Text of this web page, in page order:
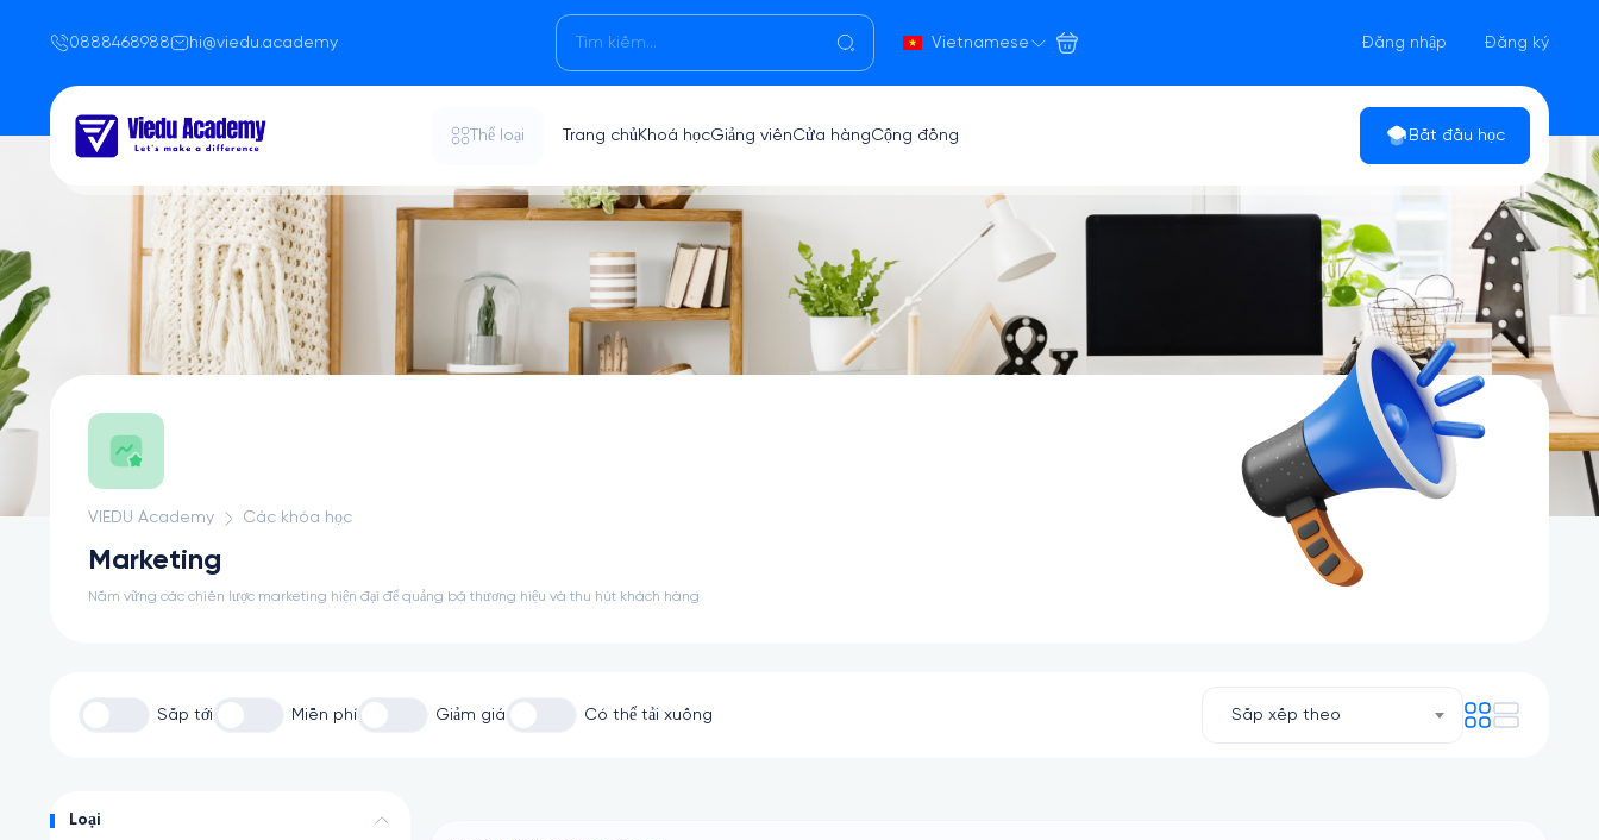
0888468988 hi@viedu.academy Vietnamese Đăng nhập Đăng ký
Thể loại Trang chủ Khoá họcGiảng viênCửa hàngCộng đồng Bắt đầu học
VIEDU Academy Các khóa học
Marketing
Nắm vững các chiến lược marketing hiện đại để quảng bá thương hiệu và thu hút khách hàng
Sắp tới Miễn phí Giảm giá Có thể tải xuống Sắp xếp theo
Loại